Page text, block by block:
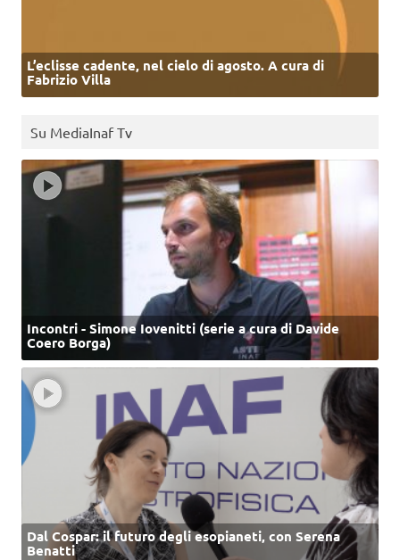
L’eclisse cadente, nel cielo di agosto. A cura di
Fabrizio Villa
Su MediaInaf Tv
Incontri - Simone Iovenitti (serie a cura di Davide
Coero Borga)
Dal Cospar: il futuro degli esopianeti, con Serena
Benatti